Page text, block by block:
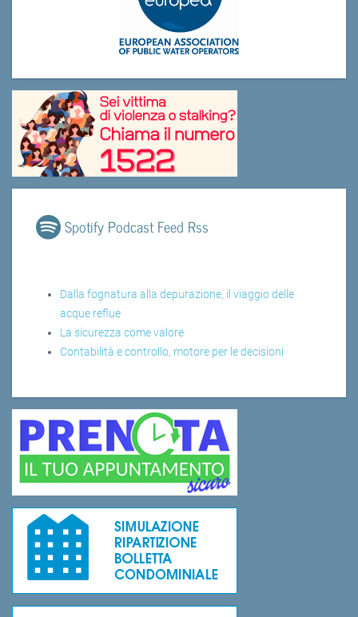
Spotify Podcast Feed Rss
Dalla fognatura alla depurazione, il viaggio delle
acque reflue
La sicurezza come valore
Contabilità e controllo, motore per le decisioni